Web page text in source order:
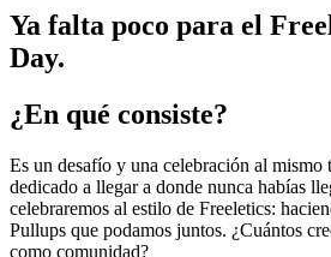
Ya falta poco para el
Day.
¿En qué consiste?
Es un desafío y una celebración al mismo
dedicado a llegar a donde nunca habías
celebraremos al estilo de Freeletics:
Pullups que podamos juntos. ¿Cuántos
como comunidad?